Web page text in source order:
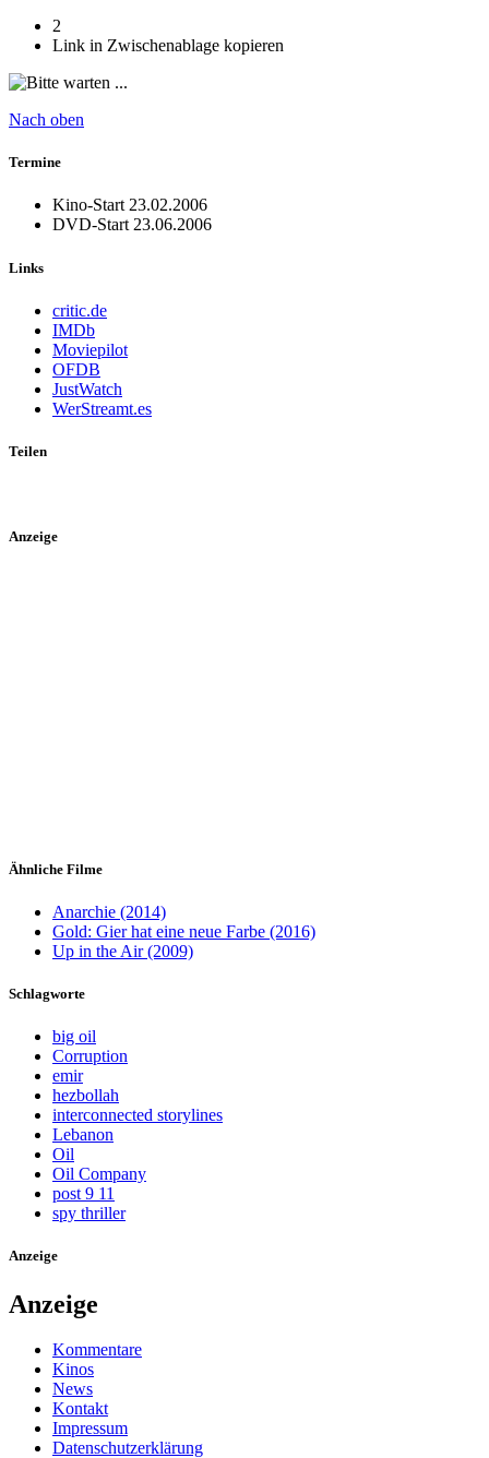
2
Link in Zwischenablage kopieren
Nach oben
Termine
Kino-Start23.02.2006
DVD-Start23.06.2006
Links
critic.de
IMDb
Moviepilot
OFDB
JustWatch
WerStreamt.es
Teilen
Anzeige
Ähnliche Filme
Anarchie (2014)
Gold: Gier hat eine neue Farbe (2016)
Up in the Air (2009)
Schlagworte
big oil
Corruption
emir
hezbollah
interconnected storylines
Lebanon
Oil
Oil Company
post 9 11
spy thriller
Anzeige
Anzeige
Kommentare
Kinos
News
Kontakt
Impressum
Datenschutzerklärung